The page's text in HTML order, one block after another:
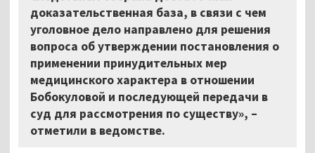
доказательственная база, в связи с чем
уголовное дело направлено для решения
вопроса об утверждении постановления о
применении принудительных мер
медицинского характера в отношении
Бобокуловой и последующей передачи в
суд для рассмотрения по существу», –
отметили в ведомстве.